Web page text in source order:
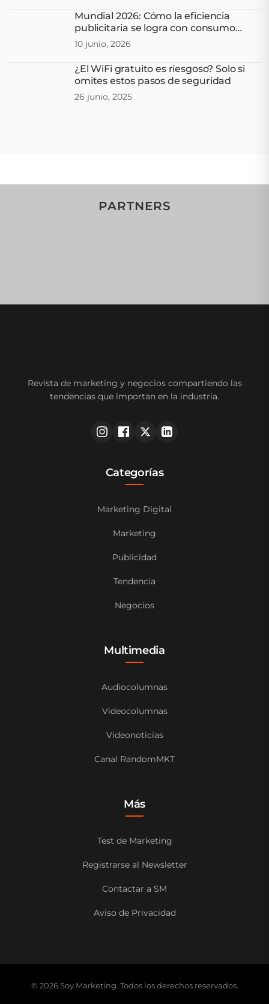
Mundial 2026: Cómo la eficiencia
publicitaria se logra con consumo
multipantalla en Latam
10 junio, 2026
¿El WiFi gratuito es riesgoso? Solo si
omites estos pasos de seguridad
26 junio, 2025
PARTNERS
Revista de marketing y negocios compartiendo las
tendencias que importan en la industria.
Categorías
Marketing Digital
Marketing
Publicidad
Tendencia
Negocios
Multimedia
Audiocolumnas
Videocolumnas
Videonoticias
Canal RandomMKT
Más
Test de Marketing
Registrarse al Newsletter
Contactar a SM
Aviso de Privacidad
© 2026 Soy.Marketing. Todos los derechos reservados.